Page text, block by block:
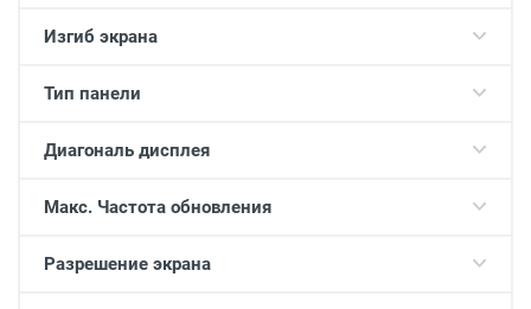
Изгиб экрана
Тип панели
Диагональ дисплея
Макс. Частота обновления
Разрешение экрана